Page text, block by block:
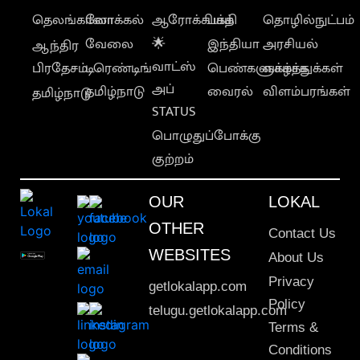
தெலங்கானா
ஆந்திர
பிரதேசம்
தமிழ்நாடு
லோக்கல்
வேலை
டிரெண்டிங்
தமிழ்நாடு
ஆரோக்கியம்
🌟
வாட்ஸ்
அப்
STATUS
பொழுதுப்போக்கு
குற்றம்
பக்தி
இந்தியா
பெண்களுக்காக
வைரல்
தொழில்நுட்பம்
அரசியல்
வாழ்த்துக்கள்
விளம்பரங்கள்
OUR
OTHER
WEBSITES
getlokalapp.com
telugu.getlokalapp.com
LOKAL
Contact Us
About Us
Privacy
Policy
Terms &
Conditions